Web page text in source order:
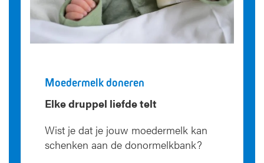
Moedermelk doneren
Elke druppel liefde telt
Wist je dat je jouw moedermelk kan
schenken aan de donormelkbank?